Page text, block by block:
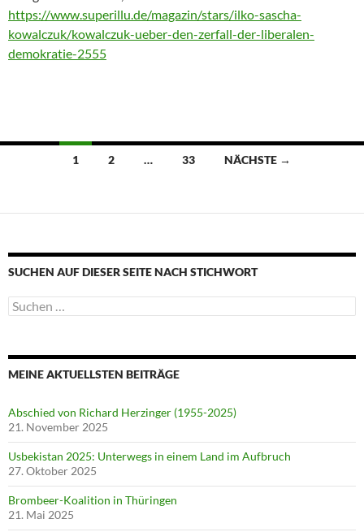
https://www.superillu.de/magazin/stars/ilko-sascha-
kowalczuk/kowalczuk-ueber-den-zerfall-der-liberalen-
demokratie-2555
Beitragsnavigation
1 2 … 33 NÄCHSTE →
SUCHEN AUF DIESER SEITE NACH STICHWORT
Suche
nach:
MEINE AKTUELLSTEN BEITRÄGE
Abschied von Richard Herzinger (1955-2025)
21. November 2025
Usbekistan 2025: Unterwegs in einem Land im Aufbruch
27. Oktober 2025
Brombeer-Koalition in Thüringen
21. Mai 2025